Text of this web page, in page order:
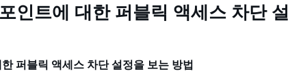
인트에 대한 퍼블릭 액세스 차단 설
퍼블릭 액세스 차단 설정을 보는 방법